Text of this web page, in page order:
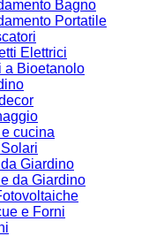
Bagno
Portatile
Elettrici
a Bioetanolo
cucina
Giardino
da Giardino
e Forni